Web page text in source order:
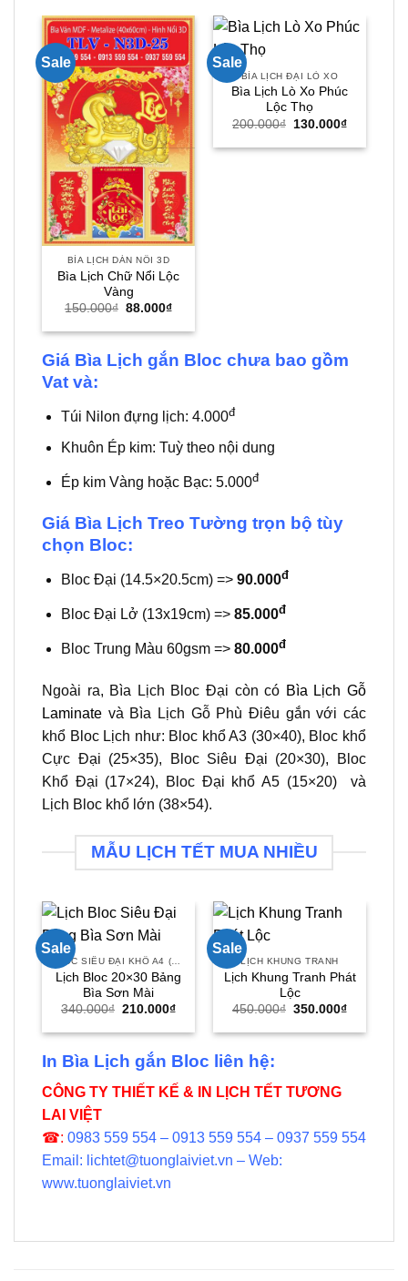
Sale
BÌA LỊCH DÁN NỔI 3D
Bìa Lịch Chữ Nổi Lộc
Vàng
150.000₫ Giá
là:
88.000₫Giá
tại
88.000₫.
Sale
BÌA LỊCH ĐẠI LÒ XO
Bìa Lịch Lò Xo Phúc
Lộc Thọ
200.000₫
Giá
là:
130.000₫Giá
tại
Giá Bìa Lịch gắn Bloc chưa bao gồm
Vat và:
Túi Nilon đựng lịch: 4.000đ
Khuôn Ép kim: Tuỳ theo nội dung
Ép kim Vàng hoặc Bạc: 5.000đ
Giá Bìa Lịch Treo Tường trọn bộ tùy
chọn Bloc:
Bloc Đại (14.5×20.5cm) => 90.000đ
Bloc Đại Lở (13x19cm) => 85.000đ
Bloc Trung Màu 60gsm => 80.000đ
Ngoài ra, Bìa Lịch Bloc Đại còn có Bìa Lịch Gỗ
Laminate và Bìa Lịch Gỗ Phù Điêu gắn với các
khổ Bloc Lịch như: Bloc khổ A3 (30×40), Bloc khổ
Cực Đại (25×35), Bloc Siêu Đại (20×30), Bloc
Khổ Đại (17×24), Bloc Đại khổ A5 (15×20) và
Lịch Bloc khổ lớn (38×54).
MẪU LỊCH TẾT MUA NHIỀU
Sale
Lịch Bloc 20×30 Bảng
Bìa Sơn Mài
340.000₫ Giá
là:
210.000₫Giá
tại
210.000₫.
Sale
LỊCH KHUNG TRANH
Lịch Khung Tranh Phát
Lộc
450.000₫ Giá
là:
350.000₫Giá
tại
In Bìa Lịch gắn Bloc liên hệ:
CÔNG TY THIẾT KẾ & IN LỊCH TẾT TƯƠNG
LAI VIỆT
☎: 0983 559 554 – 0913 559 554 – 0937 559 554
Email: lichtet@tuonglaiviet.vn – Web:
www.tuonglaiviet.vn